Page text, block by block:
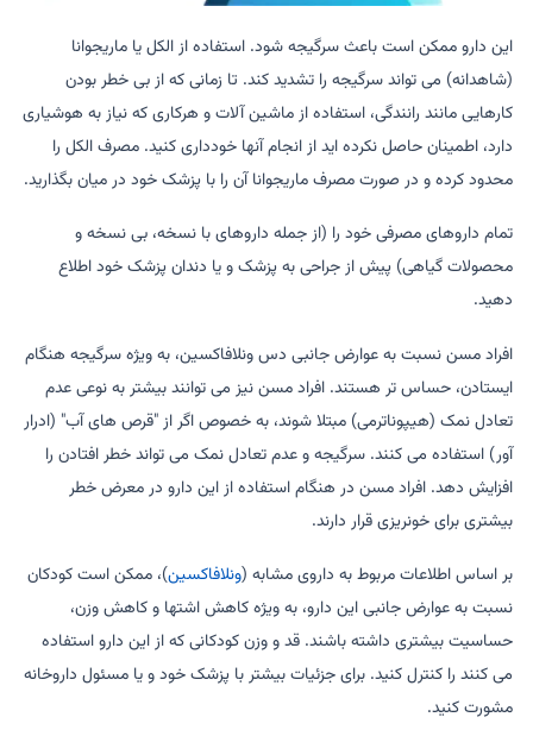
این دارو ممکن است باعث سرگیجه شود. استفاده از الکل یا ماریجوانا
(شاهدانه) می تواند سرگیجه را تشدید کند. تا زمانی که از بی خطر بودن
کارهایی مانند رانندگی، استفاده از ماشین آلات و هرکاری که نیاز به هوشیاری
دارد، اطمینان حاصل نکرده اید از انجام آنها خودداری کنید. مصرف الکل را
محدود کرده و در صورت مصرف ماریجوانا آن را با پزشک خود در میان بگذارید.
تمام داروهای مصرفی خود را (از جمله داروهای با نسخه، بی نسخه و
محصولات گیاهی) پیش از جراحی به پزشک و یا دندان پزشک خود اطلاع
دهید.
افراد مسن نسبت به عوارض جانبی دس ونلافاکسین، به ویژه سرگیجه هنگام
ایستادن، حساس تر هستند. افراد مسن نیز می توانند بیشتر به نوعی عدم
تعادل نمک (هیپوناترمی) مبتلا شوند، به خصوص اگر از "قرص های آب" (ادرار
آور) استفاده می کنند. سرگیجه و عدم تعادل نمک می تواند خطر افتادن را
افزایش دهد. افراد مسن در هنگام استفاده از این دارو در معرض خطر
بیشتری برای خونریزی قرار دارند.
بر اساس اطلاعات مربوط به داروی مشابه (ونلافاکسین)، ممکن است کودکان
نسبت به عوارض جانبی این دارو، به ویژه کاهش اشتها و کاهش وزن،
حساسیت بیشتری داشته باشند. قد و وزن کودکانی که از این دارو استفاده
می کنند را کنترل کنید. برای جزئیات بیشتر با پزشک خود و یا مسئول داروخانه
مشورت کنید.